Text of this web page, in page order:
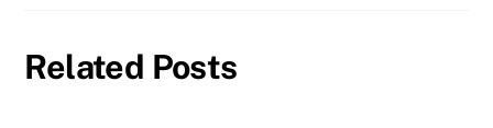
Related Posts